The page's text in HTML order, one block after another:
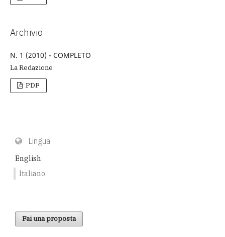
Archivio
N. 1 (2010) - COMPLETO
La Redazione
PDF
Lingua
English
Italiano
Fai una proposta